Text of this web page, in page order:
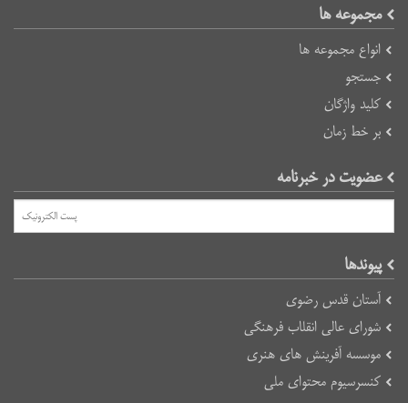
مجموعه ها
انواع مجموعه ها
جستجو
کلید واژگان
بر خط زمان
عضویت در خبرنامه
پیوند‌ها
آستان قدس رضوی
شورای عالی انقلاب فرهنگی
موسسه آفرینش های هنری
کنسرسیوم محتوای ملی